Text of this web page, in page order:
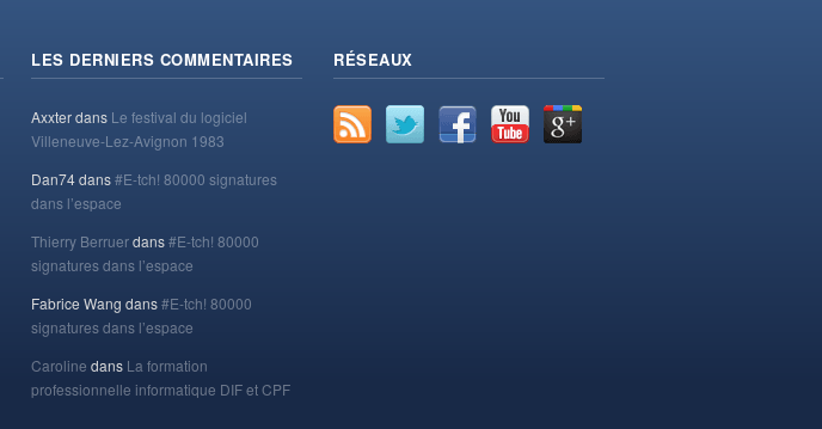
LES DERNIERS COMMENTAIRES
Axxterdans Le festival du logiciel
Villeneuve-Lez-Avignon 1983
Dan74dans#E-tch! 80000 signatures
dans l’espace
Thierry Berruerdans#E-tch! 80000
signatures dans l’espace
Fabrice Wang dans#E-tch! 80000
signatures dans l’espace
Caroline dans La formation
professionnelle informatique DIF et CPF
RÉSEAUX